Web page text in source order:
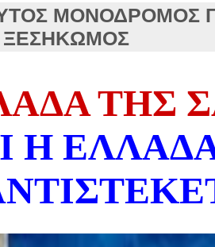
ΜΟΝΟΔΡΟΜΟΣ
ΤΗΣ
Η